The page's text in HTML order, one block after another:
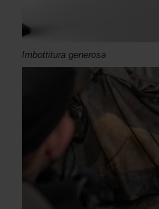
Imbottitura generosa